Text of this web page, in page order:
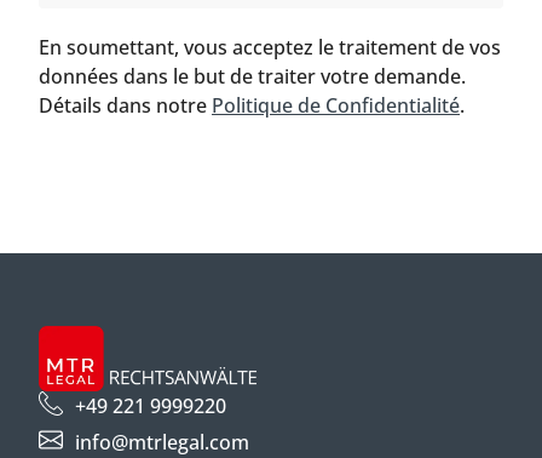
En soumettant, vous acceptez le traitement de vos
données dans le but de traiter votre demande.
Détails dans notre Politique de Confidentialité.
+49 221 9999220
info@mtrlegal.com